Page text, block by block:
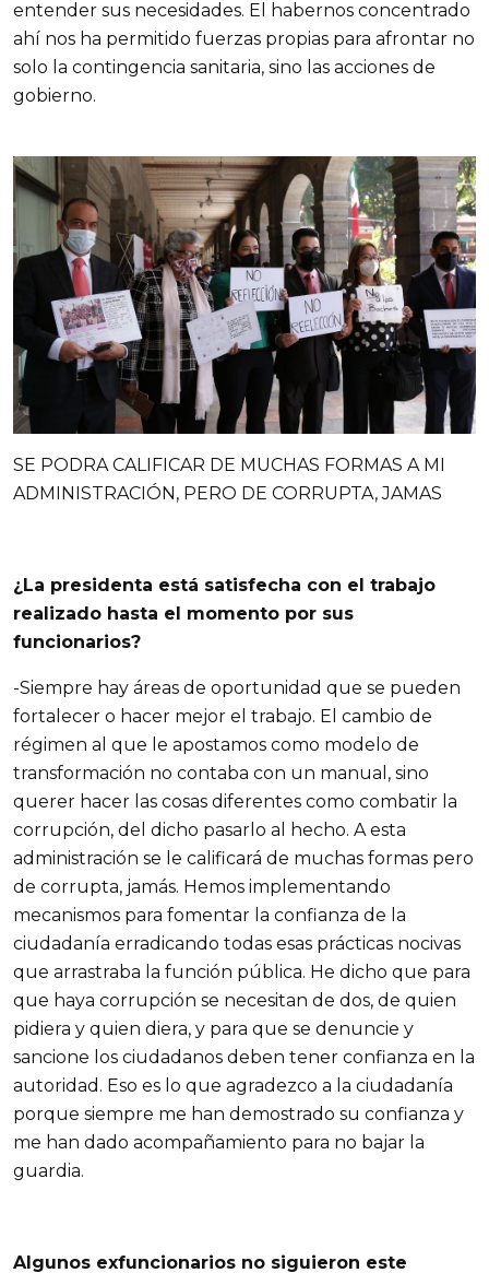
entender sus necesidades. El habernos concentrado
ahí nos ha permitido fuerzas propias para afrontar no
solo la contingencia sanitaria, sino las acciones de
gobierno.
SE PODRA CALIFICAR DE MUCHAS FORMAS A MI
ADMINISTRACIÓN, PERO DE CORRUPTA, JAMAS
¿La presidenta está satisfecha con el trabajo
realizado hasta el momento por sus
funcionarios?
-Siempre hay áreas de oportunidad que se pueden
fortalecer o hacer mejor el trabajo. El cambio de
régimen al que le apostamos como modelo de
transformación no contaba con un manual, sino
querer hacer las cosas diferentes como combatir la
corrupción, del dicho pasarlo al hecho. A esta
administración se le calificará de muchas formas pero
de corrupta, jamás. Hemos implementando
mecanismos para fomentar la confianza de la
ciudadanía erradicando todas esas prácticas nocivas
que arrastraba la función pública. He dicho que para
que haya corrupción se necesitan de dos, de quien
pidiera y quien diera, y para que se denuncie y
sancione los ciudadanos deben tener confianza en la
autoridad. Eso es lo que agradezco a la ciudadanía
porque siempre me han demostrado su confianza y
me han dado acompañamiento para no bajar la
guardia.
Algunos exfuncionarios no siguieron este